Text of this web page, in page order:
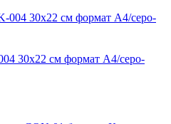
30х22 см формат А4/серо-